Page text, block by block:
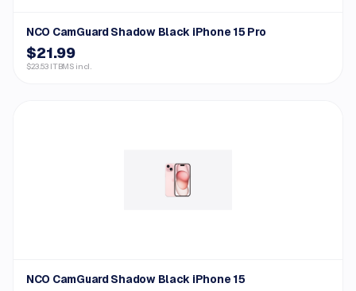
NCO CamGuard Shadow Black iPhone 15 Pro
$21.99
$23.53 ITBMS incl.
NCO CamGuard Shadow Black iPhone 15